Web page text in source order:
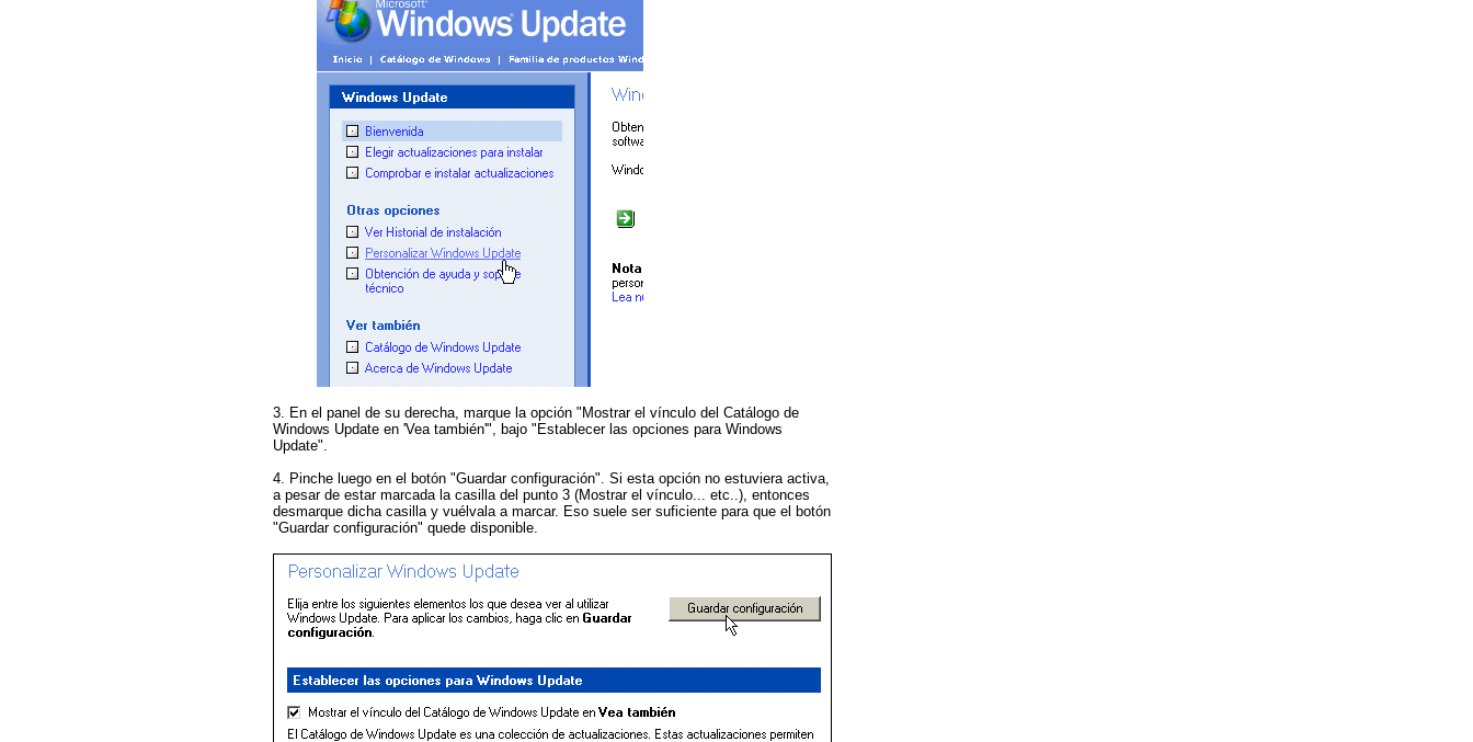
3. En el panel de su derecha, marque la opción "Mostrar el vínculo del Catálogo de
Windows Update en 'Vea también'", bajo "Establecer las opciones para Windows
Update".
4. Pinche luego en el botón "Guardar configuración". Si esta opción no estuviera activa,
a pesar de estar marcada la casilla del punto 3 (Mostrar el vínculo... etc..), entonces
desmarque dicha casilla y vuélvala a marcar. Eso suele ser suficiente para que el botón
"Guardar configuración" quede disponible.